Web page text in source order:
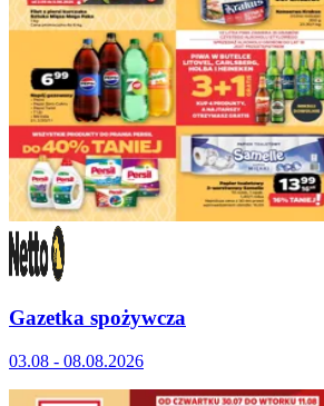
Gazetka spożywcza
03.08 - 08.08.2026